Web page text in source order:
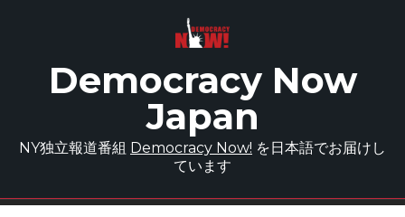
Democracy Now
Japan
NY独立報道番組 Democracy Now! を日本語でお届けし
ています